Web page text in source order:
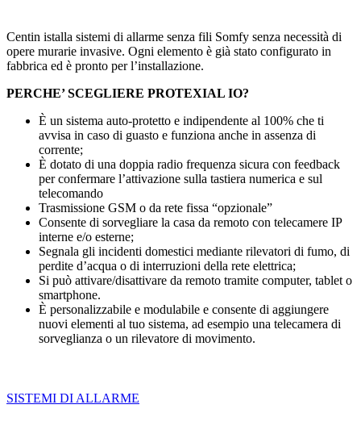
Centin istalla sistemi di allarme senza fili Somfy senza necessità di
opere murarie invasive. Ogni elemento è già stato configurato in
fabbrica ed è pronto per l’installazione.
PERCHE’ SCEGLIERE PROTEXIAL IO?
È un sistema auto-protetto e indipendente al 100% che ti
avvisa in caso di guasto e funziona anche in assenza di
corrente;
È dotato di una doppia radio frequenza sicura con feedback
per confermare l’attivazione sulla tastiera numerica e sul
telecomando
Trasmissione GSM o da rete fissa “opzionale”
Consente di sorvegliare la casa da remoto con telecamere IP
interne e/o esterne;
Segnala gli incidenti domestici mediante rilevatori di fumo, di
perdite d’acqua o di interruzioni della rete elettrica;
Si può attivare/disattivare da remoto tramite computer, tablet o
smartphone.
È personalizzabile e modulabile e consente di aggiungere
nuovi elementi al tuo sistema, ad esempio una telecamera di
sorveglianza o un rilevatore di movimento.
SISTEMI DI ALLARME